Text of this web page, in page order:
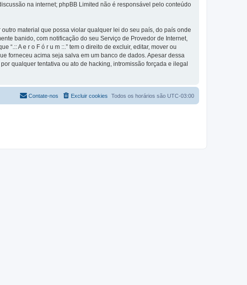
na internet; phpBB Limited não é responsável pelo conteúdo
material que possa violar qualquer lei do seu país, do país onde
banido, com notificação do seu Serviço de Provedor de Internet,
A e r o F ó r u m ::.” tem o direito de excluir, editar, mover ou
forneceu acima seja salva em um banco de dados. Apesar dessa
qualquer tentativa ou ato de hacking, intromissão forçada e ilegal
Todos os horários são UTC-03:00
Excluir cookies
Contate-nos